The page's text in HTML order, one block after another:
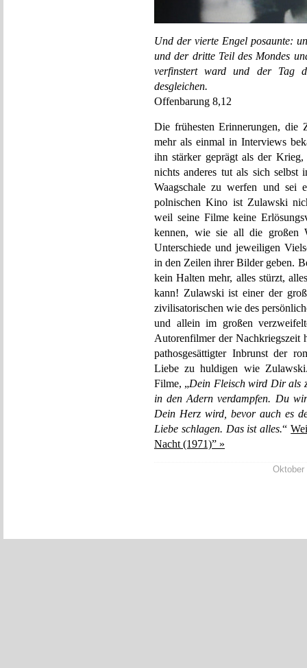
Und der vierte Engel posaunte:
und der dritte Teil des Mondes
verfinstert ward und der Tag
desgleichen.
Offenbarung 8,12
Die frühesten Erinnerungen, die
mehr als einmal in Interviews
ihn stärker geprägt als der
nichts anderes tut als sich
Waagschale zu werfen und sei
polnischen Kino ist Zulawski
weil seine Filme keine
kennen, wie sie all die großen
Unterschiede und jeweiligen
in den Zeilen ihrer Bilder geben.
kein Halten mehr, alles stürzt,
kann! Zulawski ist einer der
zivilisatorischen wie des
und allein im großen
Autorenfilmer der Nachkriegszeit
pathosgesättigter Inbrunst der
Liebe zu huldigen wie
Filme, „Dein Fleisch wird Dir als
in den Adern verdampfen. Du
Dein Herz wird, bevor auch es
Liebe schlagen. Das ist alles.“
Nacht (1971)” »
Oktober